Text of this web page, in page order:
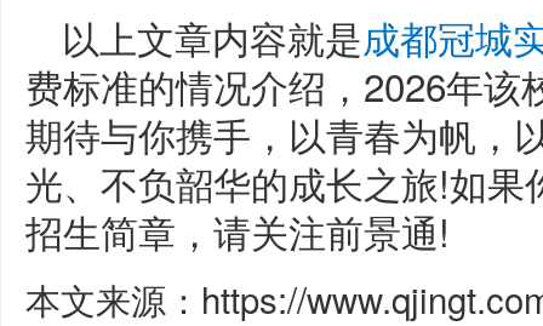
以上文章内容就是成都冠城
费标准的情况介绍，2026年
期待与你携手，以青春为帆，
光、不负韶华的成长之旅!如果
招生简章，请关注前景通!
本文来源：https://